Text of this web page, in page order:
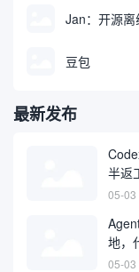
豆包
最新发布
半返
05-03
地，
05-03